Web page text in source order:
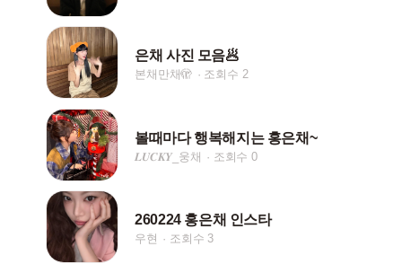
은채 사진 모음🥟
본채만채🫣 조회수 2
볼때마다 행복해지는 홍은채~
𝑳𝑼𝑪𝑲𝒀_웅채 조회수 0
260224 홍은채 인스타
우현 조회수 3